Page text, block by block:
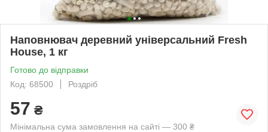
Наповнювач деревний універсальний Fresh
House, 1 кг
Готово до відправки
Код: 68500
Роздріб
57 ₴
Мінімальна сума замовлення на сайті — 300 ₴